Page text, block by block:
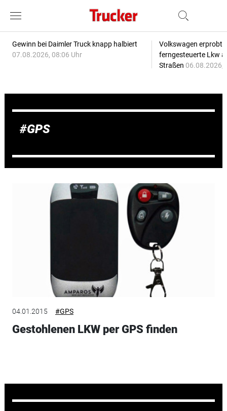
Gewinn bei Daimler Truck knapp halbiert
07.08.2026, 08:06 Uhr
Volkswagen erprobt
ferngesteuerte Lkw
Straßen 06.08.2026,
GPS
04.01.2015 #GPS
Gestohlenen LKW per GPS finden